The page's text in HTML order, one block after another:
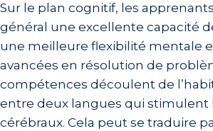
Sur le plan cognitif, les
général une excellente capacité
une meilleure flexibilité mentale
avancées en résolution de
compétences découlent de
entre deux langues qui stimulent
cérébraux. Cela peut se traduire